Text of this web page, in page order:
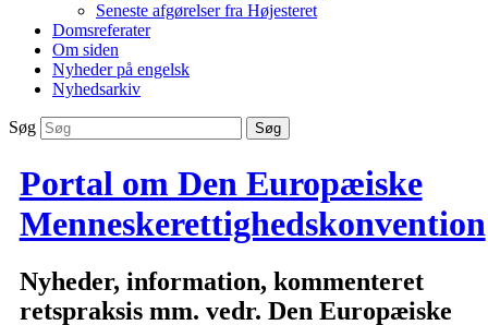
Seneste afgørelser fra Højesteret
Domsreferater
Om siden
Nyheder på engelsk
Nyhedsarkiv
Søg
Portal om Den Europæiske
Menneskerettighedskonvention
Nyheder, information, kommenteret
retspraksis mm. vedr. Den Europæiske